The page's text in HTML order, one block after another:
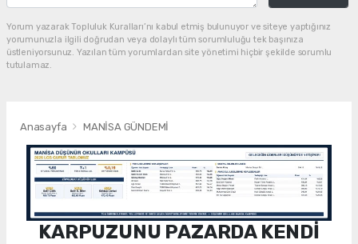
Yorum yazarak Topluluk Kuralları’nı kabul etmiş bulunuyor ve siteye yaptığınız
yorumunuzla ilgili doğrudan veya dolaylı tüm sorumluluğu tek başınıza
üstleniyorsunuz. Yazılan tüm yorumlardan site yönetimi hiçbir şekilde sorumlu
tutulamaz.
Anasayfa MANİSA GÜNDEMİ
KARPUZUNU PAZARDA KENDİ